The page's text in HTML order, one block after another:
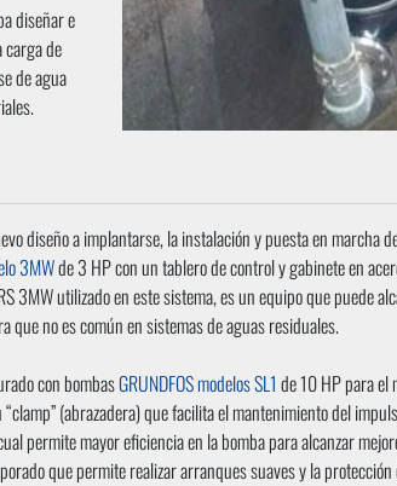
diseñar e
de
de agua
diseño a implantarse, la instalación y puesta en marcha
3MWde 3 HP con un tablero de control y gabinete en
3MW utilizado en este sistema, es un equipo que puede
no es común en sistemas de aguas residuales.
con bombasGRUNDFOS modelos SL1 de 10 HP para el
(abrazadera) que facilita el mantenimiento del
permite mayor eficiencia en la bomba para alcanzar
que permite realizar arranques suaves y la protección